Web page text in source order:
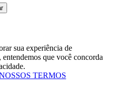
sua experiência de
que você concorda
TERMOS